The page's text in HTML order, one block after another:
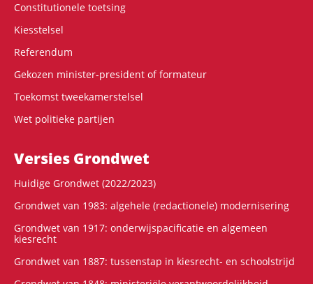
Constitutionele toetsing
Kiesstelsel
Referendum
Gekozen minister-president of formateur
Toekomst tweekamerstelsel
Wet politieke partijen
Versies Grondwet
Huidige Grondwet (2022/2023)
Grondwet van 1983: algehele (redactionele) modernisering
Grondwet van 1917: onderwijspacificatie en algemeen
kiesrecht
Grondwet van 1887: tussenstap in kiesrecht- en schoolstrijd